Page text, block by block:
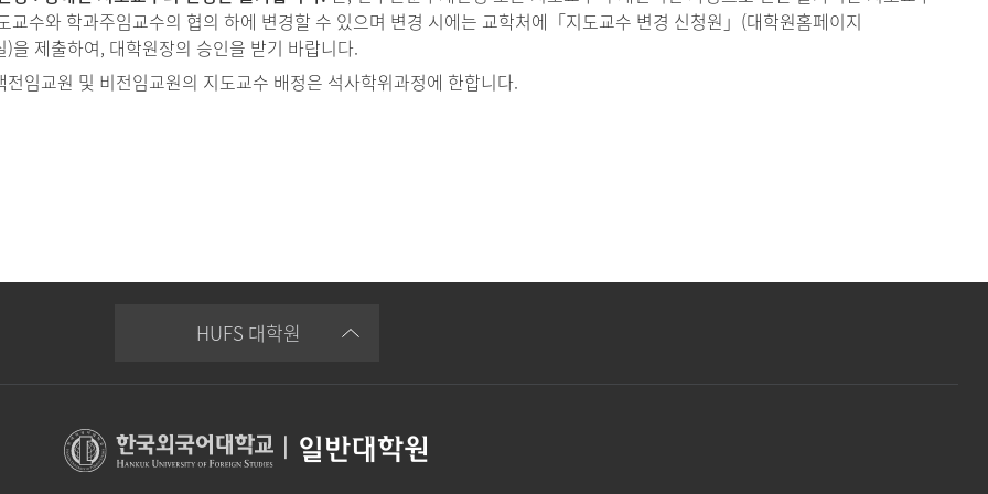
교수와 학과주임교수의 협의 하에 변경할 수 있으며 변경 시에는 교학처에「지도교수 변경 신청원」(대학원홈페이지
)을 제출하여, 대학원장의 승인을 받기 바랍니다.
전임교원 및 비전임교원의 지도교수 배정은 석사학위과정에 한합니다.
HUFS 대학원
| 일반대학원